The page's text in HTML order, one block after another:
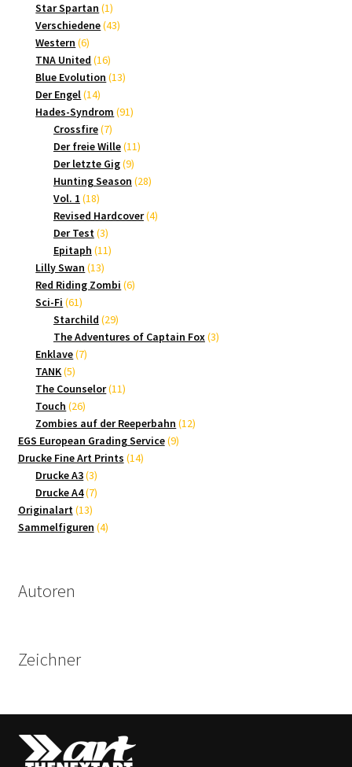
Star Spartan 11
Produkt
Verschiedene 4343
Western 66
Produkte
TNA United 1616
Produkte
Blue Evolution 1313
Der Engel 1414
Produkte
Hades-Syndrom 9191
Crossfire 77
Produkte
Der freie Wille 1111
Der letzte Gig 99
Produkte
Hunting Season 2828
Vol. 1 1818
Produkte
Revised Hardcover 44
Der Test 33
Produkte
Epitaph 1111
Lilly Swan 1313
Produkte
Red Riding Zombi 66
Sci-Fi 6161
Produkte
Starchild 2929
Produkte
The Adventures of Captain Fox 33
Enklave 77
TANK 55
Produkte
The Counselor 1111
Touch 2626
Produkte
Zombies auf der Reeperbahn 1212
EGS European Grading Service 99
Drucke Fine Art Prints 1414
Drucke A3 33
Produkte
Drucke A4 77
Originalart 1313
Produkte
Sammelfiguren 44
Autoren
Zeichner